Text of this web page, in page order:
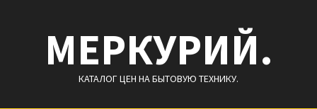
содержимомуМЕРКУРИЙ.
КАТАЛОГ ЦЕН НА БЫТОВУЮ ТЕХНИКУ.